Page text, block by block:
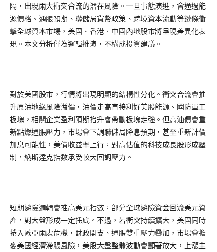
隔，出現兩大衝突合流的潛在風險。一旦事態演進，會通過能
源價格、通脹預期、聯儲局貨幣政策、跨境資本流動等鏈條衝
擊全球資本市場，美國、香港、中國內地股市將呈現差異化表
現。本文分析僅為邏輯推演，不構成投資建議。
對於美國股市，行情將出現明顯的結構性分化。衝突合流會推
升原油地緣風險溢價，油價走高直接利好美股能源、國防軍工
板塊，相關企業盈利預期抬升會帶動板塊走強。但高油價會重
新點燃通脹壓力，市場會下調聯儲局降息預期，甚至重新計價
加息可能性，美債收益率上行，對高估值的科技成長股形成壓
制，納斯達克指數承受較大回調壓力。
短期避險邏輯會推高美元指數，部分全球避險資金回流美元資
產，對大盤形成一定托底。不過，若衝突持續擴大，美國同時
捲入歐亞兩處危機，財政開支、通脹雙重壓力疊加，市場會擔
憂美國經濟滯脹風險，美股大盤整體波動會顯著放大，上漲主